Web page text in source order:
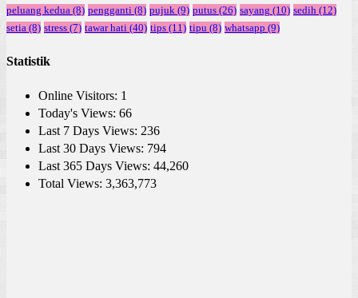
peluang kedua (8) pengganti (8) pujuk (9) putus (26) sayang (10) sedih (12)
setia (8) stress (7) tawar hati (40) tips (11) tipu (8) whatsapp (9)
Statistik
Online Visitors: 1
Today's Views: 66
Last 7 Days Views: 236
Last 30 Days Views: 794
Last 365 Days Views: 44,260
Total Views: 3,363,773